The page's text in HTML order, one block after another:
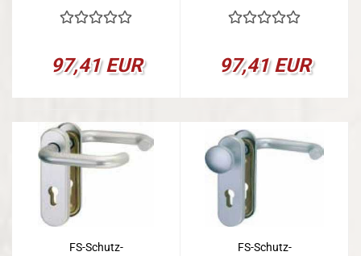
97,41 EUR 97,41 EUR
FS-Schutz-
FS-Schutz-